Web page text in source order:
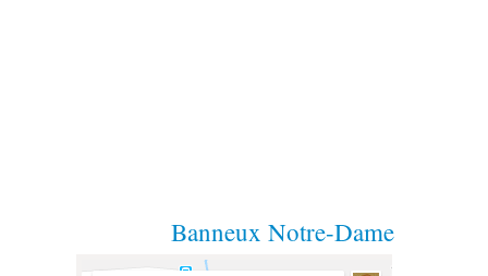
Banneux Notre-Dame